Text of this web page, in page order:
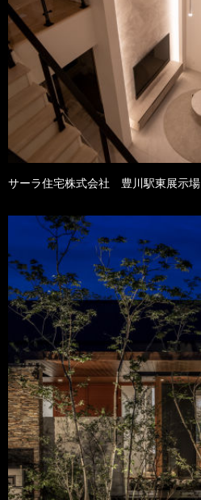
サーラ住宅株式会社 豊川駅東展示場